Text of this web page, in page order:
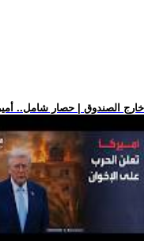
.. خارج الصندوق | حصار شامل..